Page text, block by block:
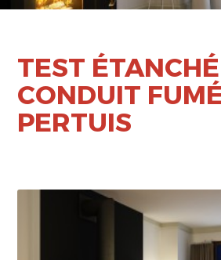
TEST
CONDUIT
PERTUIS